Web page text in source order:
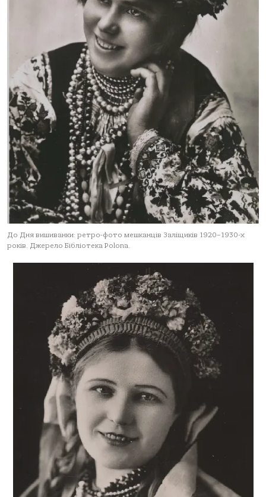
До Дня вишиванки: ретро-фото мешканців Заліщиків 1920–1930-х
років. Джерело Бібліотека Polona.